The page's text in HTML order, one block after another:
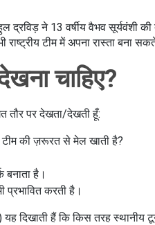
ने 13 वर्षीय वैभव सूर्यवंशी
टीम में अपना रास्ता बना
चाहिए?
तौर पर देखता/देखती हूँ:
टीम की ज़रूरत से मेल खाती है?
बनाता है।
करती है।
हैं कि किस तरह स्थानीय